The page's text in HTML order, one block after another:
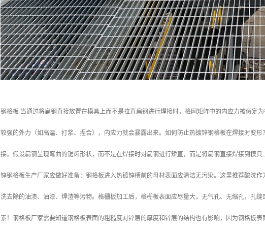
钢格板 当通过将扁钢直接放置在模具上而不是拉直扁钢进行焊接时，格网矩阵中的内应力被假定
较强的外力（如高温、打浆、捏合），内应力就会暴露出来。如何防止热镀锌钢格板在焊接时变
接。假设扁钢呈现弯曲的锯齿形状，而不是在焊接时对扁钢进行矫直，而是将扁钢直接焊接到模
锌钢格板生产厂家应做好准备：钢格板进入热镀锌槽前的母材表面应清洁无污染。这里推荐酸洗
洗去除的油渍、油漆、焊渣等污物。格栅板加工后，格栅板表面应尽量大，无气孔、无缩孔，孔
素！钢格板厂家需要知道钢格板表面的粗糙度对锌层的厚度和锌层的结构也有影响，因为钢格板